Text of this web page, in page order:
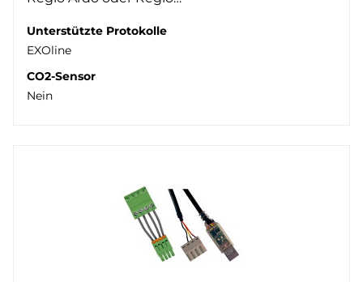
Unterstützte Protokolle
EXOline
CO2-Sensor
Nein